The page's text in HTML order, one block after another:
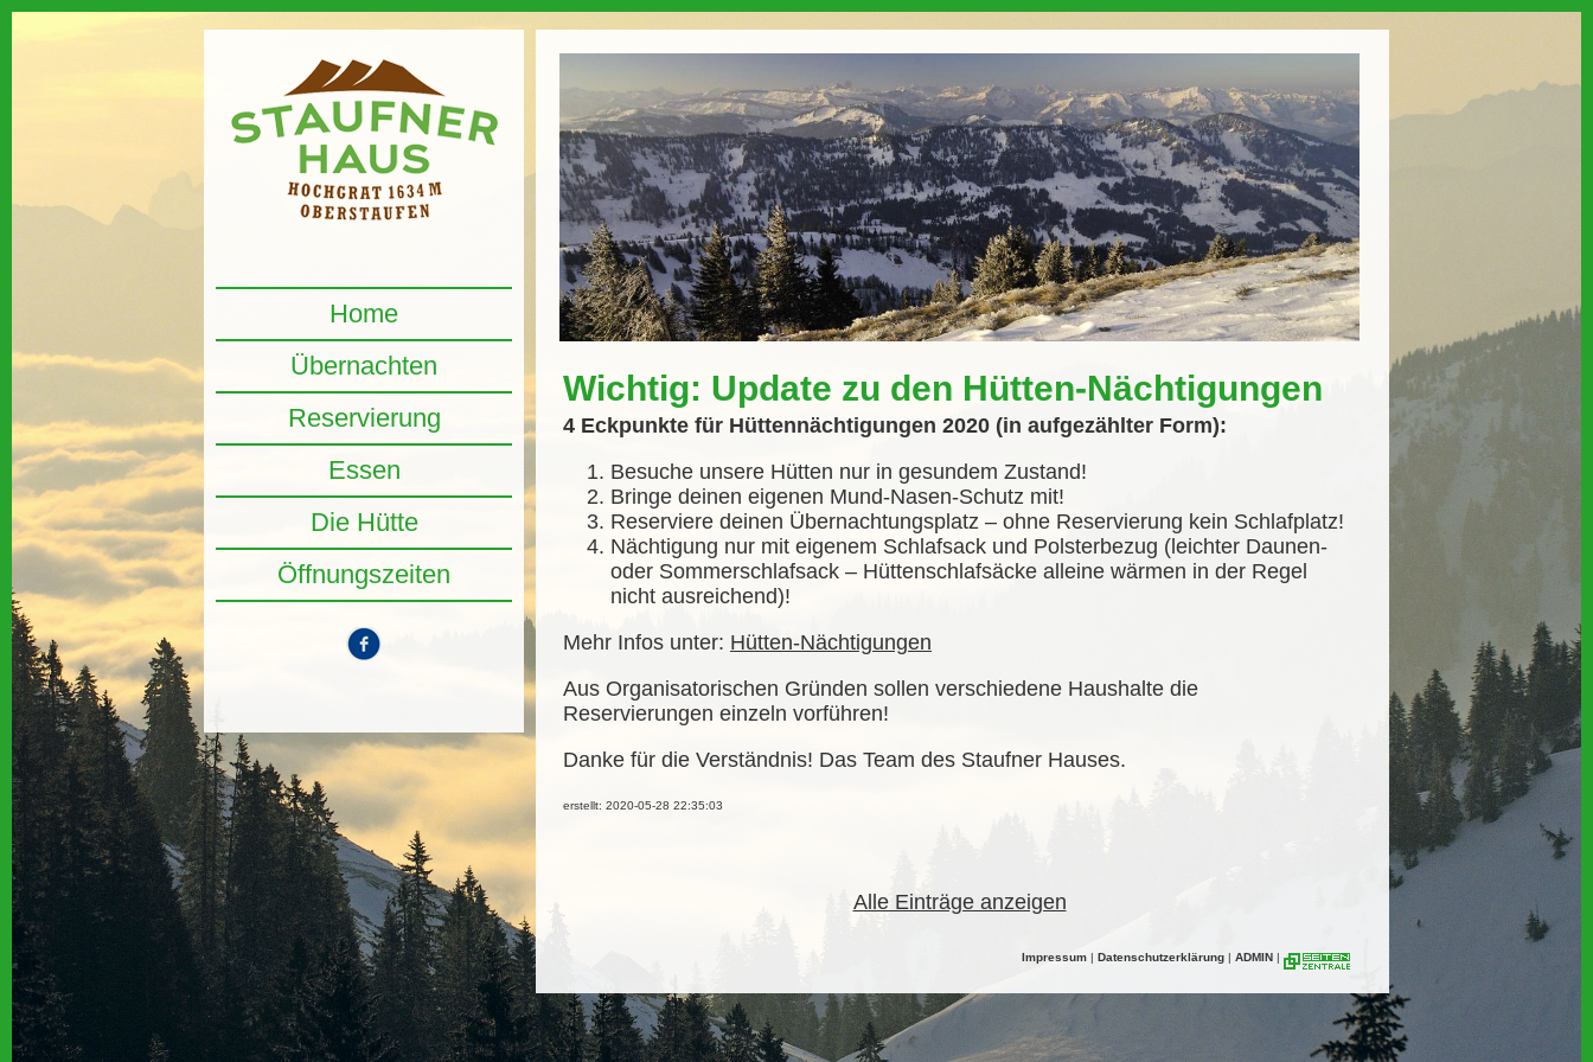
Home
Übernachten
Reservierung
Essen
Die Hütte
Öffnungszeiten
Wichtig: Update zu den Hütten-Nächtigungen
4 Eckpunkte für Hüttennächtigungen 2020 (in aufgezählter Form):
Besuche unsere Hütten nur in gesundem Zustand!
Bringe deinen eigenen Mund-Nasen-Schutz mit!
Reserviere deinen Übernachtungsplatz – ohne Reservierung kein Schlafplatz!
Nächtigung nur mit eigenem Schlafsack und Polsterbezug (leichter Daunen-
oder Sommerschlafsack – Hüttenschlafsäcke alleine wärmen in der Regel
nicht ausreichend)!
Mehr Infos unter: Hütten-Nächtigungen
Aus Organisatorischen Gründen sollen verschiedene Haushalte die
Reservierungen einzeln vorführen!
Danke für die Verständnis! Das Team des Staufner Hauses.
erstellt: 2020-05-28 22:35:03
Alle Einträge anzeigen
Impressum | Datenschutzerklärung | ADMIN |